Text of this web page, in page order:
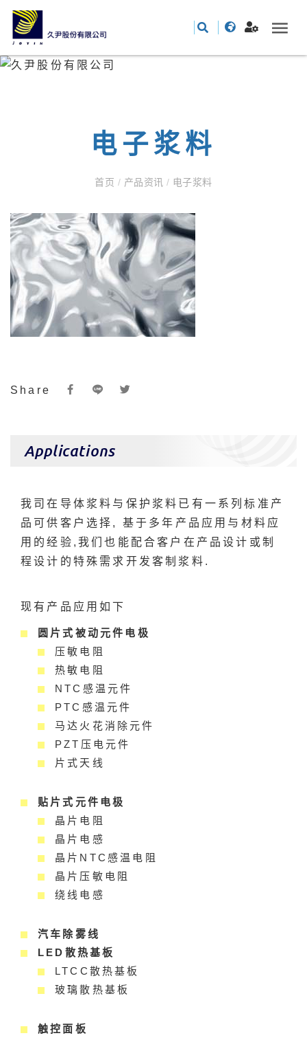
电子浆料
首页 / 产品资讯 / 电子浆料
Share
Applications
我司在导体浆料与保护浆料已有一系列标准产
品可供客户选择, 基于多年产品应用与材料应
用的经验,我们也能配合客户在产品设计或制
程设计的特殊需求开发客制浆料.
现有产品应用如下
圆片式被动元件电极
压敏电阻
热敏电阻
NTC感温元件
PTC感温元件
马达火花消除元件
PZT压电元件
片式天线
贴片式元件电极
晶片电阻
晶片电感
晶片NTC感温电阻
晶片压敏电阻
绕线电感
汽车除雾线
LED散热基板
LTCC散热基板
玻璃散热基板
触控面板